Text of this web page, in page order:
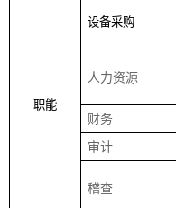
职能
设备采购
人力资源
财务
审计
稽查